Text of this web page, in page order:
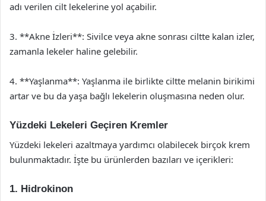
adı verilen cilt lekelerine yol açabilir.
3. **Akne İzleri**: Sivilce veya akne sonrası ciltte kalan izler,
zamanla lekeler haline gelebilir.
4. **Yaşlanma**: Yaşlanma ile birlikte ciltte melanin birikimi
artar ve bu da yaşa bağlı lekelerin oluşmasına neden olur.
Yüzdeki Lekeleri Geçiren Kremler
Yüzdeki lekeleri azaltmaya yardımcı olabilecek birçok krem
bulunmaktadır. İşte bu ürünlerden bazıları ve içerikleri:
1. Hidrokinon